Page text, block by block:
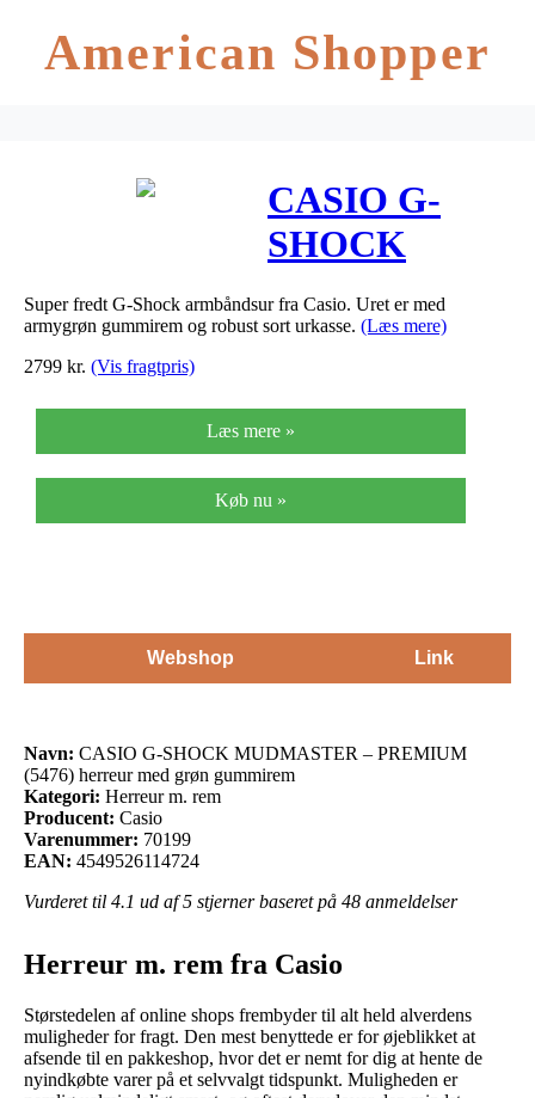
American Shopper
CASIO G-
SHOCK
MUDMASTER
– PREMIUM
med grøn
gummirem
Super fredt G-Shock armbåndsur fra Casio. Uret er med
armygrøn gummirem og robust sort urkasse. (Læs mere)
2799 kr. (Vis fragtpris)
Læs mere »
Køb nu »
Webshop Link
Navn: CASIO G-SHOCK MUDMASTER – PREMIUM
(5476) herreur med grøn gummirem
Kategori: Herreur m. rem
Producent: Casio
Varenummer: 70199
EAN: 4549526114724
Vurderet til 4.1 ud af 5 stjerner baseret på 48 anmeldelser
Herreur m. rem fra Casio
Størstedelen af online shops frembyder til alt held alverdens
muligheder for fragt. Den mest benyttede er for øjeblikket at
afsende til en pakkeshop, hvor det er nemt for dig at hente de
nyindkøbte varer på et selvvalgt tidspunkt. Muligheden er